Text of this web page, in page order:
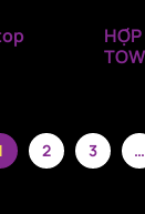
2 3 …